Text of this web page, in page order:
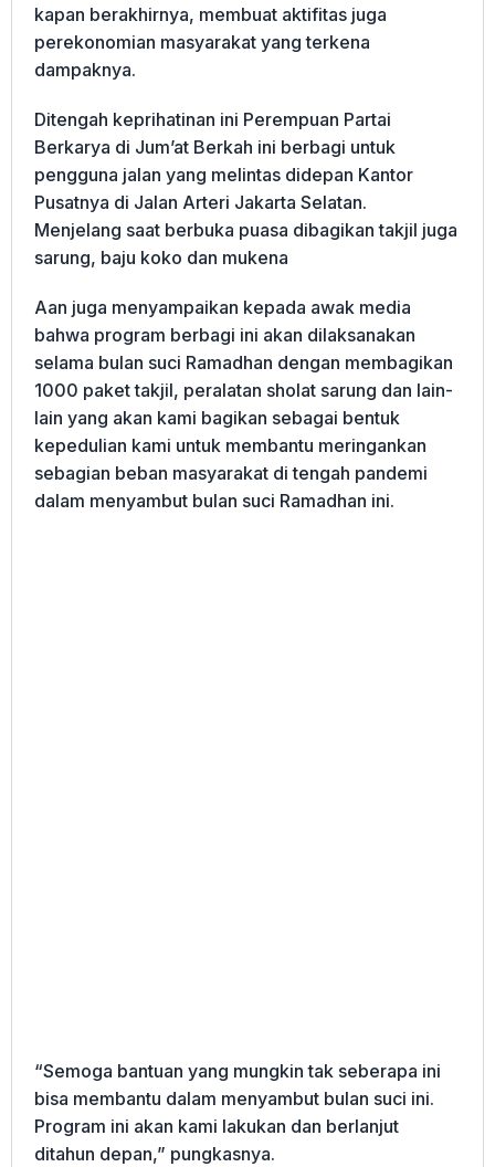
kapan berakhirnya, membuat aktifitas juga
perekonomian masyarakat yang terkena
dampaknya.
Ditengah keprihatinan ini Perempuan Partai
Berkarya di Jum’at Berkah ini berbagi untuk
pengguna jalan yang melintas didepan Kantor
Pusatnya di Jalan Arteri Jakarta Selatan.
Menjelang saat berbuka puasa dibagikan takjil juga
sarung, baju koko dan mukena
Aan juga menyampaikan kepada awak media
bahwa program berbagi ini akan dilaksanakan
selama bulan suci Ramadhan dengan membagikan
1000 paket takjil, peralatan sholat sarung dan lain-
lain yang akan kami bagikan sebagai bentuk
kepedulian kami untuk membantu meringankan
sebagian beban masyarakat di tengah pandemi
dalam menyambut bulan suci Ramadhan ini.
“Semoga bantuan yang mungkin tak seberapa ini
bisa membantu dalam menyambut bulan suci ini.
Program ini akan kami lakukan dan berlanjut
ditahun depan,” pungkasnya.